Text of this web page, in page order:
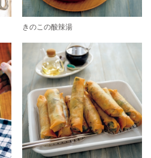
きのこの酸辣湯